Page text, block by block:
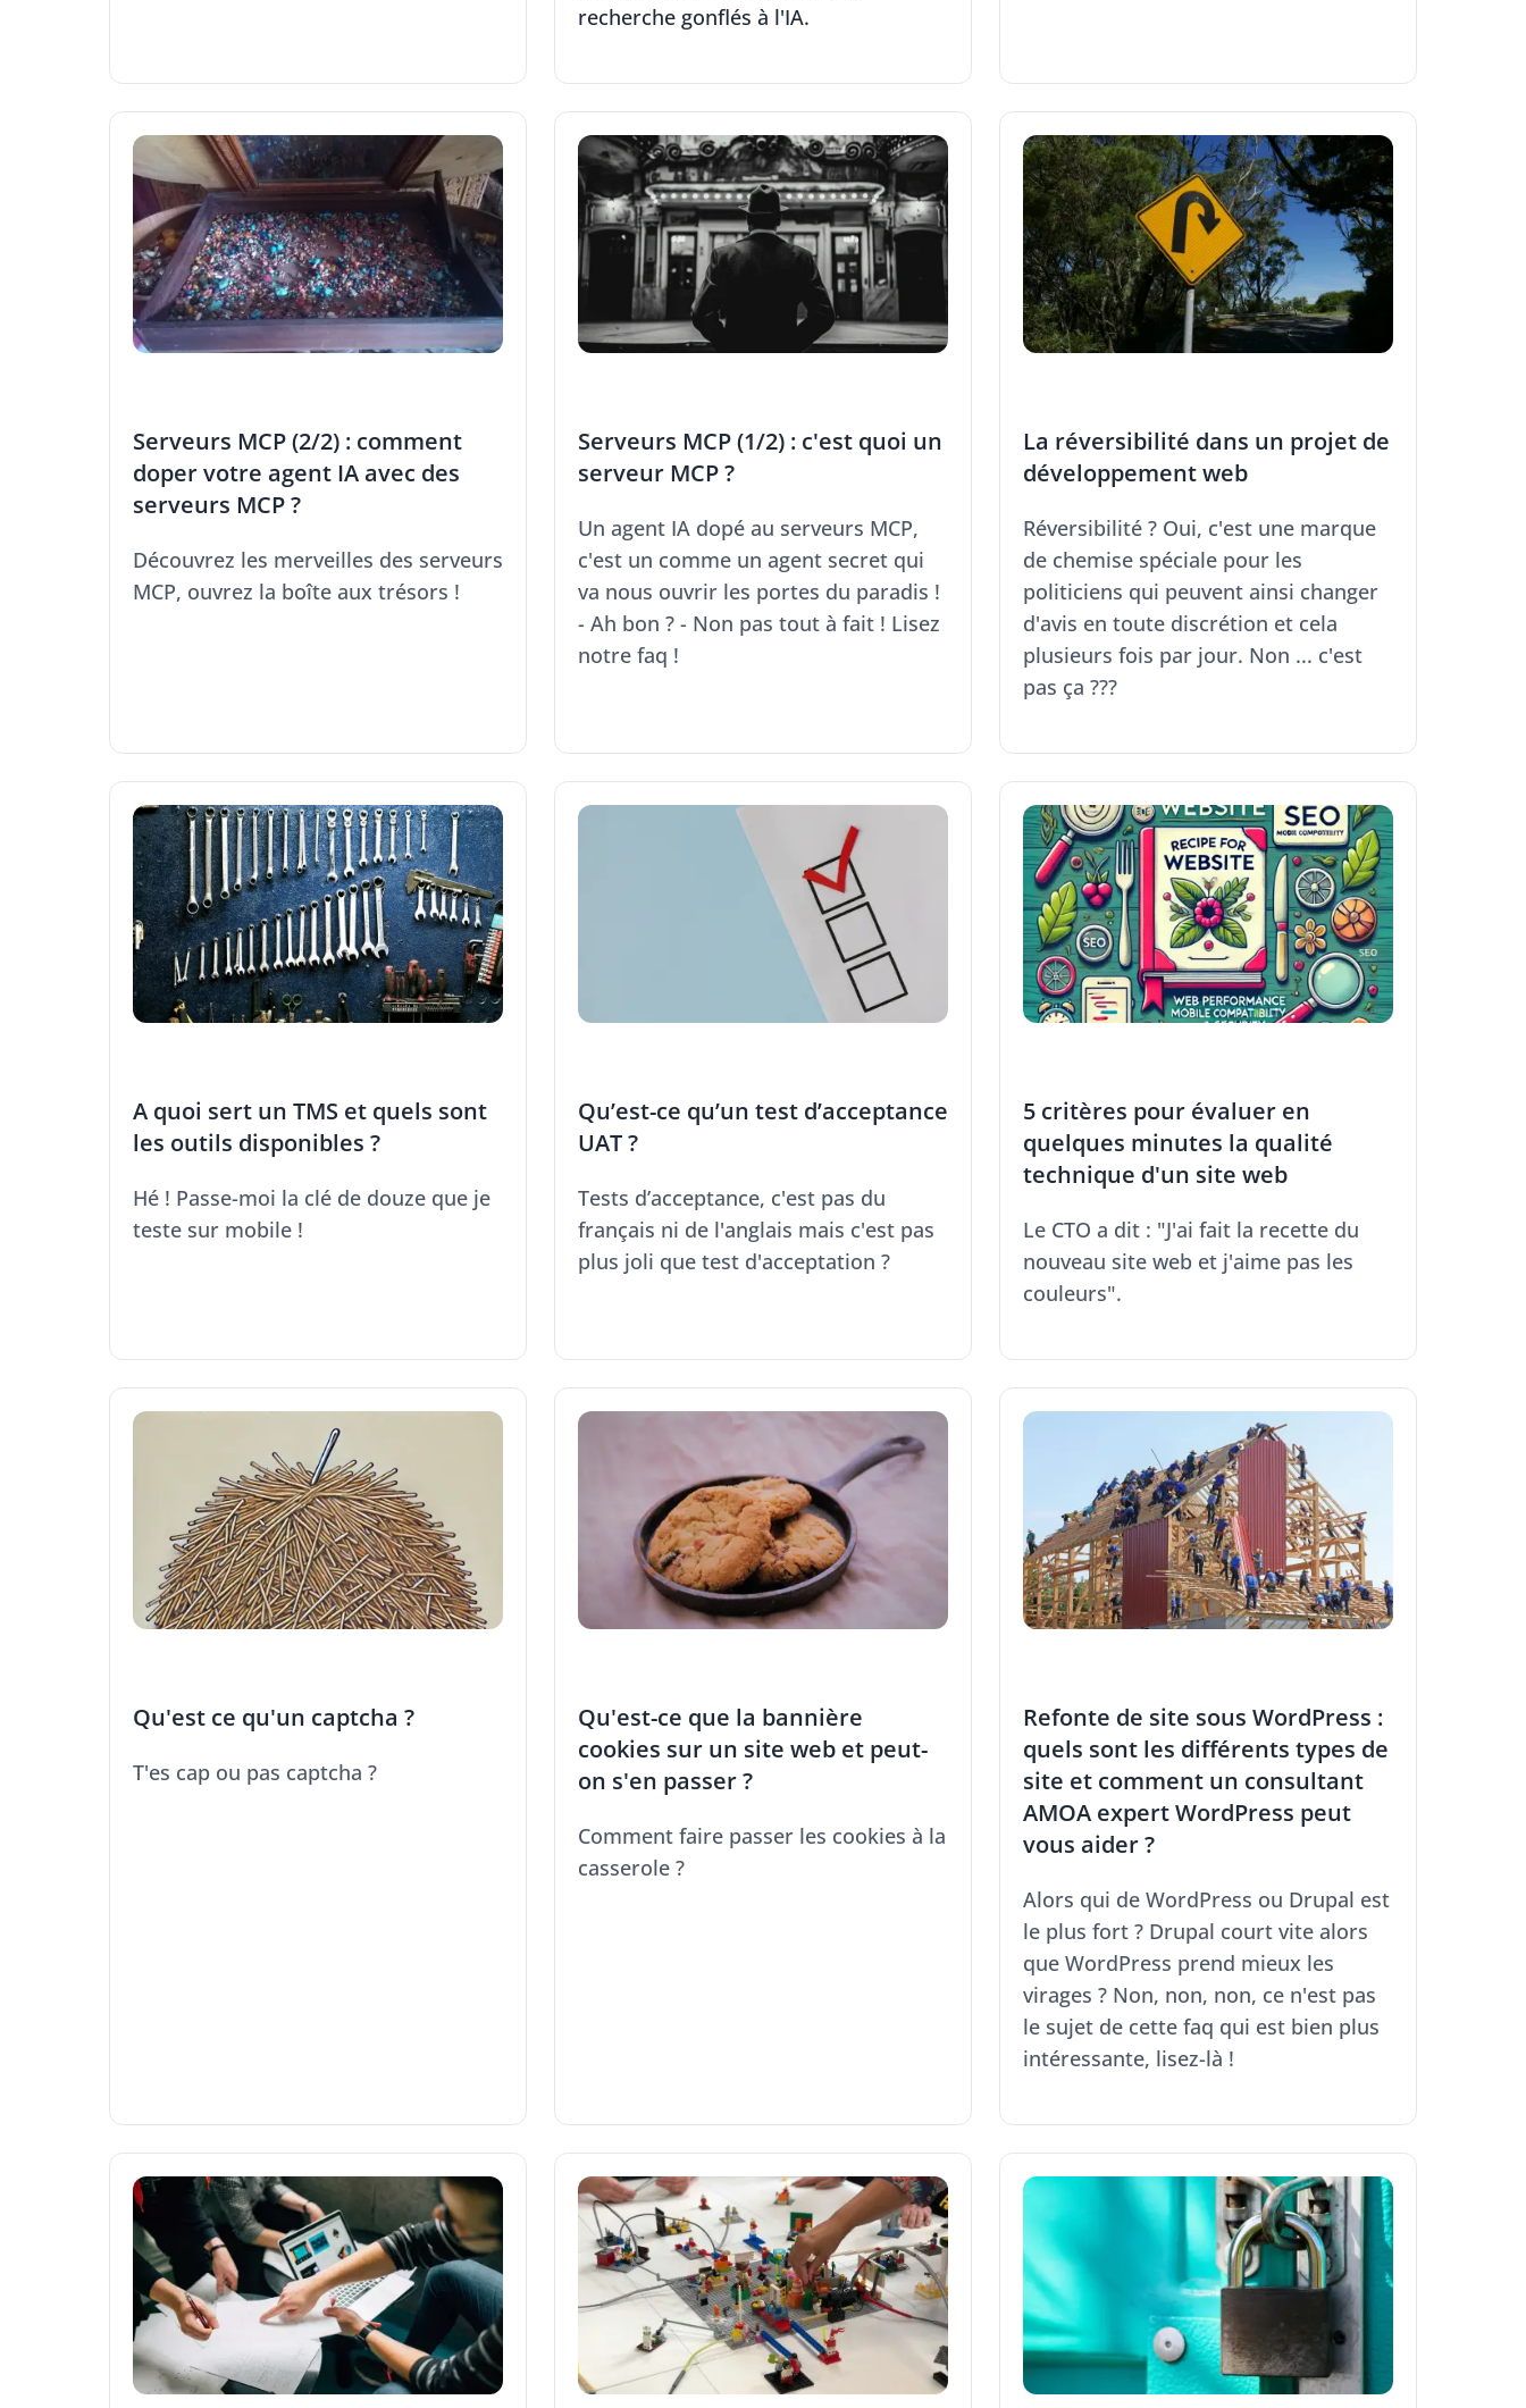
recherche gonflés à l'IA.
Serveurs MCP (2/2) : comment
doper votre agent IA avec des
serveurs MCP ?
Découvrez les merveilles des serveurs
MCP, ouvrez la boîte aux trésors !
Serveurs MCP (1/2) : c'est quoi un
serveur MCP ?
Un agent IA dopé au serveurs MCP,
c'est un comme un agent secret qui
va nous ouvrir les portes du paradis !
- Ah bon ? - Non pas tout à fait ! Lisez
notre faq !
La réversibilité dans un projet de
développement web
Réversibilité ? Oui, c'est une marque
de chemise spéciale pour les
politiciens qui peuvent ainsi changer
d'avis en toute discrétion et cela
plusieurs fois par jour. Non ... c'est
pas ça ???
A quoi sert un TMS et quels sont
les outils disponibles ?
Hé ! Passe-moi la clé de douze que je
teste sur mobile !
Qu’est-ce qu’un test d’acceptance
UAT ?
Tests d’acceptance, c'est pas du
français ni de l'anglais mais c'est pas
plus joli que test d'acceptation ?
5 critères pour évaluer en
quelques minutes la qualité
technique d'un site web
Le CTO a dit : "J'ai fait la recette du
nouveau site web et j'aime pas les
couleurs".
Qu'est ce qu'un captcha ?
T'es cap ou pas captcha ?
Qu'est-ce que la bannière
cookies sur un site web et peut-
on s'en passer ?
Comment faire passer les cookies à la
casserole ?
Refonte de site sous WordPress :
quels sont les différents types de
site et comment un consultant
AMOA expert WordPress peut
vous aider ?
Alors qui de WordPress ou Drupal est
le plus fort ? Drupal court vite alors
que WordPress prend mieux les
virages ? Non, non, non, ce n'est pas
le sujet de cette faq qui est bien plus
intéressante, lisez-là !